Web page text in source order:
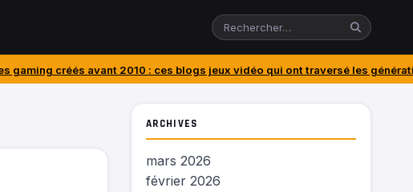
avant 2010 : ces blogs jeux vidéo qui ont traversé les générationsJ’ai acheté
ARCHIVES
mars 2026
février 2026